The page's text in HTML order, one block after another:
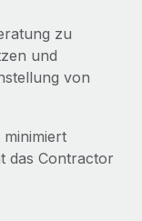
19 Ländern
zu
und
von
minimiert
das Contractor